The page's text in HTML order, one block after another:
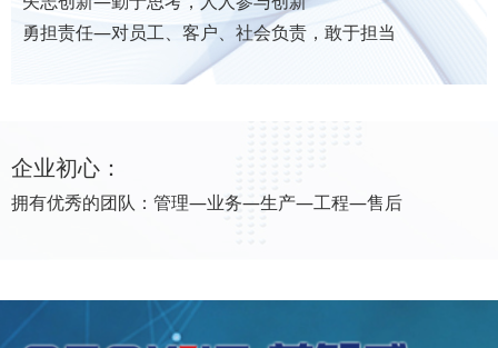
勇担责任—对员工、客户、社会负责，敢于担当
企业初心：
拥有优秀的团队：管理—业务—生产—工程—售后